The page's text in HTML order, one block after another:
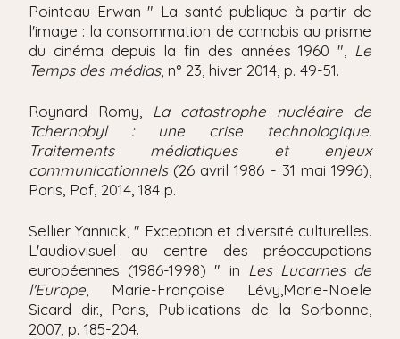
Pointeau Erwan " La santé publique à partir de
l'image : la consommation de cannabis au prisme
du cinéma depuis la fin des années 1960 ", Le
Temps des médias, n° 23, hiver 2014, p. 49-51.
Roynard Romy, La catastrophe nucléaire de
Tchernobyl : une crise technologique.
Traitements médiatiques et enjeux
communicationnels(26 avril 1986 - 31 mai 1996),
Paris, Paf, 2014, 184 p.
Sellier Yannick, " Exception et diversité culturelles.
L'audiovisuel au centre des préoccupations
européennes (1986-1998) " in Les Lucarnes de
l'Europe , Marie-Françoise Lévy,Marie-Noële
Sicard dir., Paris, Publications de la Sorbonne,
2007, p. 185-204.